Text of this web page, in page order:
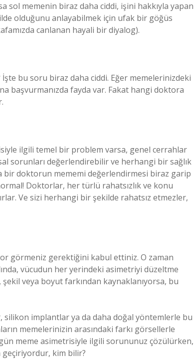
sol memenin biraz daha ciddi, işini hakkıyla yapan
olduğunu anlayabilmek için ufak bir göğüs
canlanan hayali bir diyalog).
bu soru biraz daha ciddi. Eğer memelerinizdeki
başvurmanızda fayda var. Fakat hangi doktora
ilgili temel bir problem varsa, genel cerrahlar
sorunları değerlendirebilir ve herhangi bir sağlık
bir doktorun mememi değerlendirmesi biraz garip
Doktorlar, her türlü rahatsızlık ve konu
Ve sizi herhangi bir şekilde rahatsız etmezler,
görmeniz gerektiğini kabul ettiniz. O zaman
vücudun her yerindeki asimetriyi düzeltme
veya boyut farkından kaynaklanıyorsa, bu
implantlar ya da daha doğal yöntemlerle bu
memelerinizin arasındaki farkı görsellerle
meme asimetrisiyle ilgili sorununuz çözülürken,
geçiriyordur, kim bilir?